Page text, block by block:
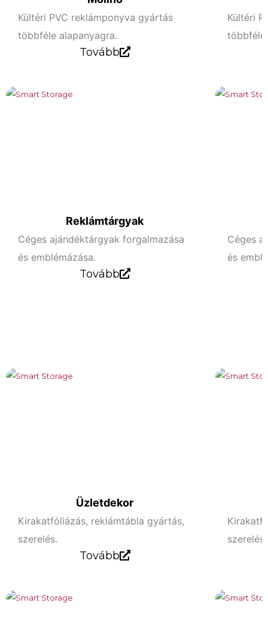
Kültéri PVC reklámponyva gyártás
többféle alapanyagra.
Tovább
Kültéri
többféle
Reklámtárgyak
Céges ajándéktárgyak forgalmazása
és emblémázása.
Tovább
Céges
és
Üzletdekor
Kirakatfóliázás, reklámtábla gyártás,
szerelés.
Tovább
szerelés.